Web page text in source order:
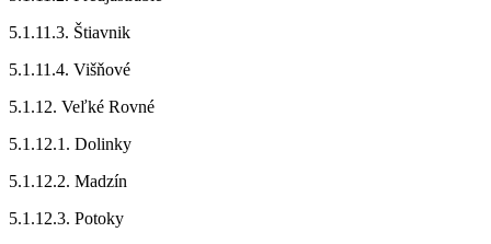
5.1.11.3. Štiavnik
5.1.11.4. Višňové
5.1.12. Veľké Rovné
5.1.12.1. Dolinky
5.1.12.2. Madzín
5.1.12.3. Potoky